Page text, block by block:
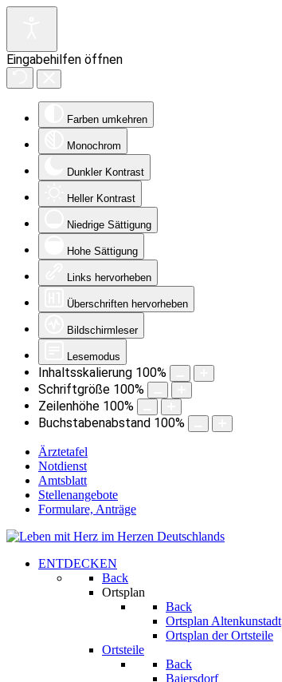
Eingabehilfen öffnen
Farben umkehren
Monochrom
Dunkler Kontrast
Heller Kontrast
Niedrige Sättigung
Hohe Sättigung
Links hervorheben
Überschriften hervorheben
Bildschirmleser
Lesemodus
Inhaltsskalierung 100%
Schriftgröße 100%
Zeilenhöhe 100%
Buchstabenabstand 100%
Ärztetafel
Notdienst
Amtsblatt
Stellenangebote
Formulare, Anträge
ENTDECKEN
Back
Ortsplan
Back
Ortsplan Altenkunstadt
Ortsplan der Ortsteile
Ortsteile
Back
Baiersdorf